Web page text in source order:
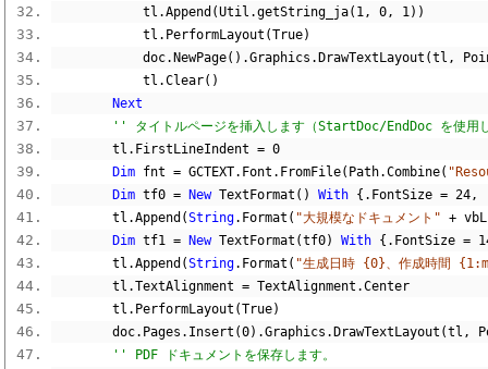
            tl
.Append (Util .getString_ja( 1, 0, 1))
            tl
. PerformLayout (True)
            doc
. NewPage().Graphics . DrawTextLayout (tl ,
            tl
.Clear()
Next
'' タイトルページを挿入します（StartDoc/EndDoc を使用
        tl
. FirstLineIndent = 0
Dim fnt = GCTEXT. Font . FromFile( Path.Combine(
Dim tf0 = New TextFormat () With {. FontSize = 24,
        tl
.Append (String. Format ( "大規模なドキュメント" +
Dim tf1 = New TextFormat (tf0) With {. FontSize =
        tl
.Append (String. Format ( "生成日時 {0}、作成時間
        tl
.TextAlignment = TextAlignment .Center
        tl
. PerformLayout (True)
        doc
. Pages . Insert (0).Graphics . DrawTextLayout (tl ,
'' PDF ドキュメントを保存します。